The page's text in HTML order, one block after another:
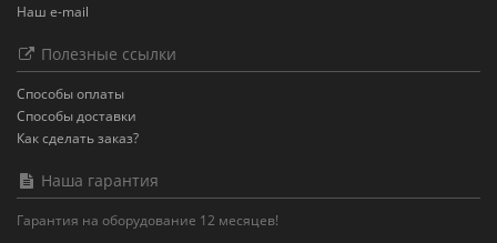
Наш e-mail
Полезные ссылки
Способы оплаты
Способы доставки
Как сделать заказ?
Наша гарантия
Гарантия на оборудование 12 месяцев!